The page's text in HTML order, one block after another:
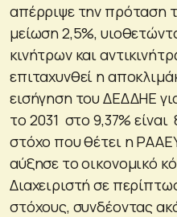
απέρριψε την πρόταση
μείωση 2,5%,
κινήτρων και
επιταχυνθεί η
εισήγηση του ΔΕΔΔΗΕ
το 2031 στο 9,37%
στόχο που θέτει η
αύξησε το οικονομικό
Διαχειριστή σε
στόχους, συνδέοντας